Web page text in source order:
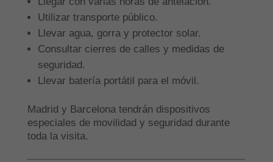
Utilizar transporte público.
Llevar agua, gorra y protector solar.
Consultar cierres de calles y medidas de
seguridad.
Llevar batería portátil para el móvil.
Madrid y Barcelona tendrán dispositivos
especiales de movilidad y seguridad durante
toda la visita.